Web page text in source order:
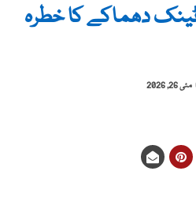
ٹینک دھماکے کا خطرہ
مئی 26, 2026